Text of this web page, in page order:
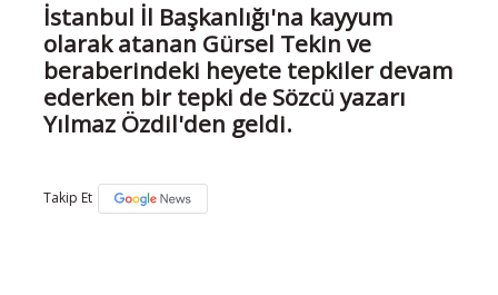
İstanbul İl Başkanlığı'na kayyum
olarak atanan Gürsel Tekin ve
beraberindeki heyete tepkiler devam
ederken bir tepki de Sözcü yazarı
Yılmaz Özdil'den geldi.
Takip Et